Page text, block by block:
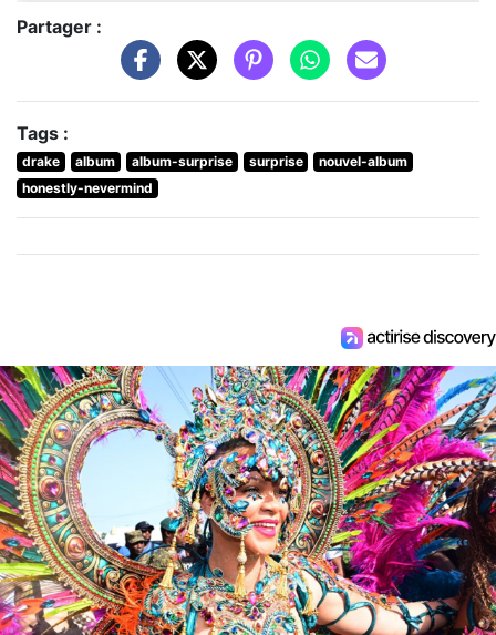
Partager :
Tags :
drake album album-surprise surprise
nouvel-album
honestly-nevermind